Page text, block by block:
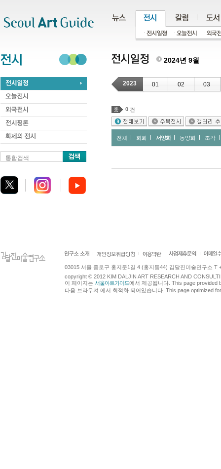
통합검색
2024년 9월
2023 01 02 03
0 건
전체 회화 서양화 동양화 조각
03015 서울 종로구 홍지문1길 4 (홍지동44) 김달진미술연구소 T
copyright © 2012 KIM DALJIN ART RESEARCH AND
이 페이지는 서울아트가이드에서 제공됩니다. This page provided
다음 브라우져 에서 최적화 되어있습니다. This page optimized